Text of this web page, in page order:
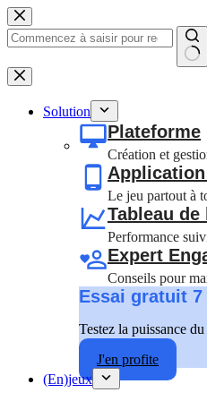
Passer
au
contenu
Aucun
résultat
Solution
Plateforme
Création et
Le jeu partout à
Tableau de
Performance
Expert
Conseils pour
Essai gratuit
Testez la puissance
J'en profite
(En)jeux